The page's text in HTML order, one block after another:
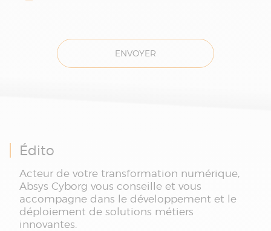
ENVOYER
Édito
Acteur de votre transformation numérique,
Absys Cyborg vous conseille et vous
accompagne dans le développement et le
déploiement de solutions métiers
innovantes.